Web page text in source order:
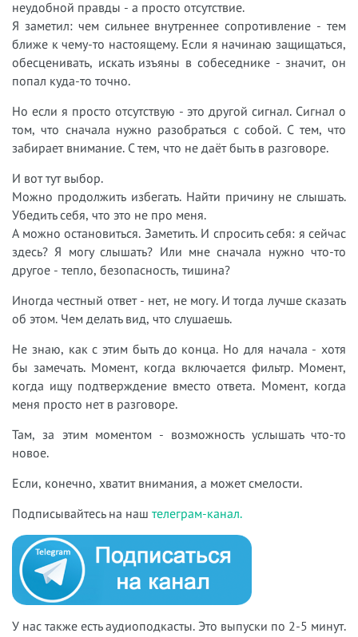
неудобной правды - а просто отсутствие.
Я заметил: чем сильнее внутреннее сопротивление - тем
ближе к чему-то настоящему. Если я начинаю защищаться,
обесценивать, искать изъяны в собеседнике - значит, он
попал куда-то точно.
Но если я просто отсутствую - это другой сигнал. Сигнал о
том, что сначала нужно разобраться с собой. С тем, что
забирает внимание. С тем, что не даёт быть в разговоре.
И вот тут выбор.
Можно продолжить избегать. Найти причину не слышать.
Убедить себя, что это не про меня.
А можно остановиться. Заметить. И спросить себя: я сейчас
здесь? Я могу слышать? Или мне сначала нужно что-то
другое - тепло, безопасность, тишина?
Иногда честный ответ - нет, не могу. И тогда лучше сказать
об этом. Чем делать вид, что слушаешь.
Не знаю, как с этим быть до конца. Но для начала - хотя
бы замечать. Момент, когда включается фильтр. Момент,
когда ищу подтверждение вместо ответа. Момент, когда
меня просто нет в разговоре.
Там, за этим моментом - возможность услышать что-то
новое.
Если, конечно, хватит внимания, а может смелости.
Подписывайтесь на наш телеграм-канал.
У нас также есть аудиоподкасты. Это выпуски по 2-5 минут.